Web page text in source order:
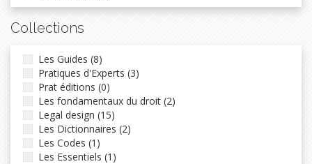
Collections
Les Guides (8)
Pratiques d'Experts (3)
Prat éditions (0)
Les fondamentaux du droit (2)
Legal design (15)
Les Dictionnaires (2)
Les Codes (1)
Les Essentiels (1)